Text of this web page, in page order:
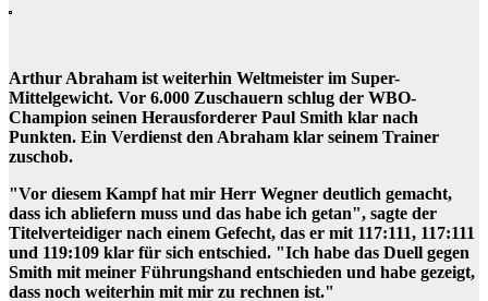
Arthur Abraham ist weiterhin Weltmeister im Super-
Mittelgewicht. Vor 6.000 Zuschauern schlug der WBO-
Champion seinen Herausforderer Paul Smith klar nach
Punkten. Ein Verdienst den Abraham klar seinem Trainer
zuschob.
"Vor diesem Kampf hat mir Herr Wegner deutlich gemacht,
dass ich abliefern muss und das habe ich getan", sagte der
Titelverteidiger nach einem Gefecht, das er mit 117:111, 117:111
und 119:109 klar für sich entschied. "Ich habe das Duell gegen
Smith mit meiner Führungshand entschieden und habe gezeigt,
dass noch weiterhin mit mir zu rechnen ist."